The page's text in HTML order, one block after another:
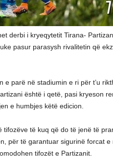
derbi i kryeqytetit Tirana-
pasur parasysh rivalitetin që
e parë në stadiumin e ri për t’u
është i qetë, pasi kryeson
e humbjes këtë edicion.
tifozëve të kuq që do të jenë të
për të garantuar sigurinë forcat
tifozët e Partizanit.